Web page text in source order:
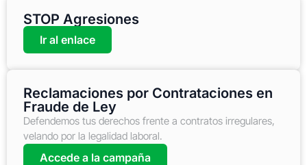
STOP Agresiones
Ir al enlace
Reclamaciones por Contrataciones en
Fraude de Ley
Defendemos tus derechos frente a contratos irregulares,
velando por la legalidad laboral.
Accede a la campaña